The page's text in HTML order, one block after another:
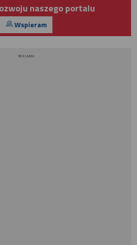
naszego portalu
Wspieram
REKLAMA